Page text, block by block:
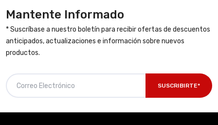
Mantente Informado
* Suscríbase a nuestro boletín para recibir ofertas de descuentos
anticipados, actualizaciones e información sobre nuevos
productos.
SUSCRIBIRTE*